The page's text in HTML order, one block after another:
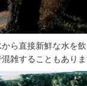
ら直接新鮮な水を
雑することもあり